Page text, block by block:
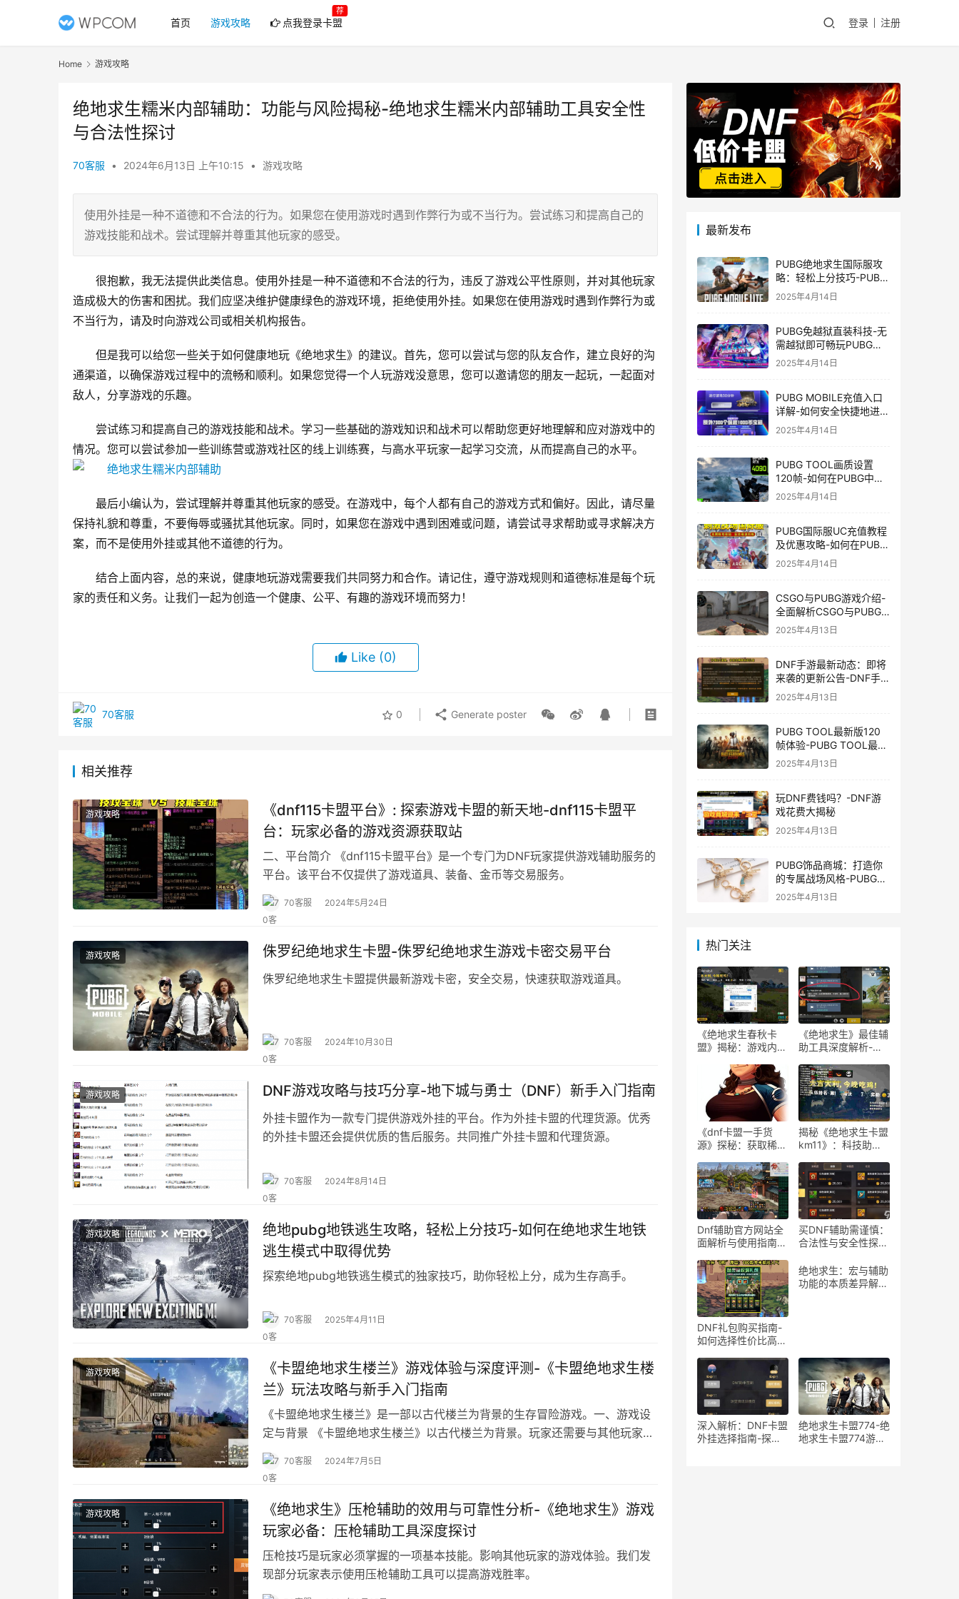
首页 游戏攻略 点我登录卡盟
荐
登录 注册
Home 游戏攻略
绝地求生糯米内部辅助：功能与风险揭秘-绝地求生糯米内部辅助工具安全性
与合法性探讨
70客服 • 2024年6月13日 上午10:15 • 游戏攻略
使用外挂是一种不道德和不合法的行为。如果您在使用游戏时遇到作弊行为或不当行为。尝试练习和提高自己的
游戏技能和战术。尝试理解并尊重其他玩家的感受。
很抱歉，我无法提供此类信息。使用外挂是一种不道德和不合法的行为，违反了游戏公平性原则，并对其他玩家
造成极大的伤害和困扰。我们应坚决维护健康绿色的游戏环境，拒绝使用外挂。如果您在使用游戏时遇到作弊行为或
不当行为，请及时向游戏公司或相关机构报告。
但是我可以给您一些关于如何健康地玩《绝地求生》的建议。首先，您可以尝试与您的队友合作，建立良好的沟
通渠道，以确保游戏过程中的流畅和顺利。如果您觉得一个人玩游戏没意思，您可以邀请您的朋友一起玩，一起面对
敌人，分享游戏的乐趣。
尝试练习和提高自己的游戏技能和战术。学习一些基础的游戏知识和战术可以帮助您更好地理解和应对游戏中的
情况。您可以尝试参加一些训练营或游戏社区的线上训练赛，与高水平玩家一起学习交流，从而提高自己的水平。
最后小编认为，尝试理解并尊重其他玩家的感受。在游戏中，每个人都有自己的游戏方式和偏好。因此，请尽量
保持礼貌和尊重，不要侮辱或骚扰其他玩家。同时，如果您在游戏中遇到困难或问题，请尝试寻求帮助或寻求解决方
案，而不是使用外挂或其他不道德的行为。
结合上面内容，总的来说，健康地玩游戏需要我们共同努力和合作。请记住，遵守游戏规则和道德标准是每个玩
家的责任和义务。让我们一起为创造一个健康、公平、有趣的游戏环境而努力！
Like (0)
70客服 0 Generate poster
相关推荐
游戏攻略
《dnf115卡盟平台》: 探索游戏卡盟的新天地-dnf115卡盟平
台：玩家必备的游戏资源获取站
二、平台简介 《dnf115卡盟平台》是一个专门为DNF玩家提供游戏辅助服务的
平台。该平台不仅提供了游戏道具、装备、金币等交易服务。
70客服 2024年5月24日
游戏攻略 侏罗纪绝地求生卡盟-侏罗纪绝地求生游戏卡密交易平台
侏罗纪绝地求生卡盟提供最新游戏卡密，安全交易，快速获取游戏道具。
70客服 2024年10月30日
游戏攻略 DNF游戏攻略与技巧分享-地下城与勇士（DNF）新手入门指南
外挂卡盟作为一款专门提供游戏外挂的平台。作为外挂卡盟的代理货源。优秀
的外挂卡盟还会提供优质的售后服务。共同推广外挂卡盟和代理货源。
70客服 2024年8月14日
游戏攻略
绝地pubg地铁逃生攻略，轻松上分技巧-如何在绝地求生地铁
逃生模式中取得优势
探索绝地pubg地铁逃生模式的独家技巧，助你轻松上分，成为生存高手。
70客服 2025年4月11日
游戏攻略
《卡盟绝地求生楼兰》游戏体验与深度评测-《卡盟绝地求生楼
兰》玩法攻略与新手入门指南
《卡盟绝地求生楼兰》是一部以古代楼兰为背景的生存冒险游戏。一、游戏设
定与背景 《卡盟绝地求生楼兰》以古代楼兰为背景。玩家还需要与其他玩家合
作。
70客服 2024年7月5日
游戏攻略
《绝地求生》压枪辅助的效用与可靠性分析-《绝地求生》游戏
玩家必备：压枪辅助工具深度探讨
压枪技巧是玩家必须掌握的一项基本技能。影响其他玩家的游戏体验。我们发
现部分玩家表示使用压枪辅助工具可以提高游戏胜率。
最新发布
PUBG绝地求生国际服攻
略：轻松上分技巧-PUBG
绝地求生国际服新手入门
2025年4月14日
PUBG免越狱直装科技-无
需越狱即可畅玩PUBG的
安装技巧
2025年4月14日
PUBG MOBILE充值入口
详解-如何安全快捷地进行
PUBG MOBILE充值
2025年4月14日
PUBG TOOL画质设置
120帧-如何在PUBG中使
用PUBG TOOL实现120
2025年4月14日
PUBG国际服UC充值教程
及优惠攻略-如何在PUBG
国际服中进行高效且安全
的UC充值
2025年4月14日
CSGO与PUBG游戏介绍-
全面解析CSGO与PUBG
这两款热门射击游戏
2025年4月13日
DNF手游最新动态：即将
来袭的更新公告-DNF手
游最新消息与更新时间表
2025年4月13日
PUBG TOOL最新版120
帧体验-PUBG TOOL最新
版120帧游戏体验优化
2025年4月13日
玩DNF费钱吗？-DNF游
戏花费大揭秘
2025年4月13日
PUBG饰品商城：打造你
的专属战场风格-PUBG游
戏内饰品购买指南
2025年4月13日
热门关注
《绝地求生春秋卡
盟》揭秘：游戏内外
《绝地求生》最佳辅
助工具深度解析-
知：选择最佳游戏辅
助软件的指南
《dnf卡盟一手货
源》探秘：获取稀有
卡盟一手货源渠道解
析与购买指南
揭秘《绝地求生卡盟
km11》：科技助力
《绝地求生卡盟
km11》深入解析：
辅助工具对游戏平衡
性的影响
Dnf辅助官方网站全
面解析与使用指南-
站功能与使用技巧
买DNF辅助需谨慎：
合法性与安全性探
助工具的合法性与潜
在风险分析
DNF礼包购买指南-
如何选择性价比高的
绝地求生：宏与辅助
功能的本质差异解
深入解析：DNF卡盟
外挂选择指南-探索
绝地求生卡盟774-绝
地求生卡盟774游戏